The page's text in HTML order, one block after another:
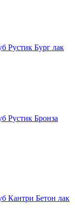
Рустик Бург лак
Рустик Бронза
Кантри Бетон лак